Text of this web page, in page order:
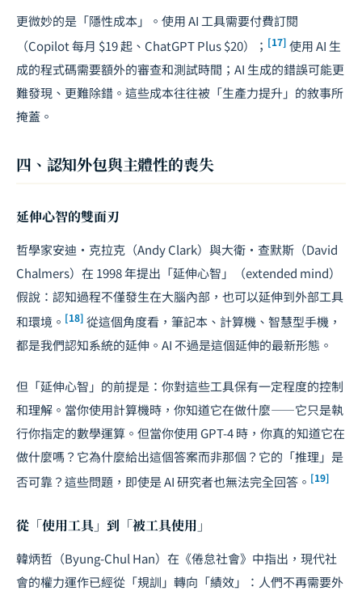
更微妙的是「隱性成本」。使用 AI 工具需要付費訂閱
（Copilot 每月 $19 起、ChatGPT Plus $20）； [17] 使用 AI 生
成的程式碼需要額外的審查和測試時間；AI 生成的錯誤可能更
難發現、更難除錯。這些成本往往被「生產力提升」的敘事所
掩蓋。
四、認知外包與主體性的喪失
延伸心智的雙面刃
哲學家安迪·克拉克（Andy Clark）與大衛·查默斯（David
Chalmers）在 1998 年提出「延伸心智」（extended mind）
假說：認知過程不僅發生在大腦內部，也可以延伸到外部工具
和環境。 [18] 從這個角度看，筆記本、計算機、智慧型手機，
都是我們認知系統的延伸。AI 不過是這個延伸的最新形態。
但「延伸心智」的前提是：你對這些工具保有一定程度的控制
和理解。當你使用計算機時，你知道它在做什麼——它只是執
行你指定的數學運算。但當你使用 GPT-4 時，你真的知道它在
做什麼嗎？它為什麼給出這個答案而非那個？它的「推理」是
否可靠？這些問題，即使是 AI 研究者也無法完全回答。 [19]
從「使用工具」到「被工具使用」
韓炳哲（Byung-Chul Han）在《倦怠社會》中指出，現代社
會的權力運作已經從「規訓」轉向「績效」：人們不再需要外